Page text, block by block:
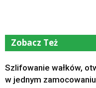
Zobacz Też
Szlifowanie wałków,
w jednym zamocowaniu